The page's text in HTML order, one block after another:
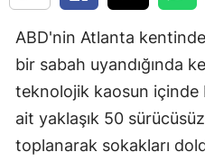
ABD'nin Atlanta
bir sabah uyandığında
teknolojik kaosun içinde
ait yaklaşık 50
toplanarak sokakları